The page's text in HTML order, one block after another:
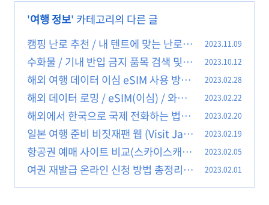
'여행 정보' 카테고리의 다른 글
캠핑 난로 추천 / 내 텐트에 맞는 난로
선택 및 난로 별 열량
(0)
2023.11.09
수화물 / 기내 반입 금지 품목 검색 및
물품별 반입 방법
(0)
2023.10.12
해외 여행 데이터 이심 eSIM 사용 방법
(2)
2023.02.28
해외 데이터 로밍 / eSIM(이심) / 와이
파이 도시락 / 해외유심 비교
(0)
2023.02.22
해외에서 한국으로 국제 전화하는 법(아
이폰/갤럭시 설정 팁)
(0)
2023.02.20
일본 여행 준비 비짓재팬 웹 (Visit Jap
an Web) / PCR 음성 확인서
(0)
2023.02.19
항공권 예매 사이트 비교(스카이스캐
너/카약/키위닷컴)
(0)
2023.02.05
여권 재발급 온라인 신청 방법 총정리
(0)
2023.02.01